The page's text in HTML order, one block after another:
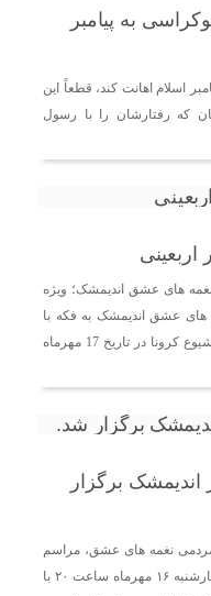
پروژه های
های عشق
های عشق
جوانان
عشق با ریاست
مهدوی به
انقلاب
شد.
به پیامبر
اسلام اهانت کند، قطعاً این
که رفتارشان را با رسول
اربعینی
های عشق اندیمشک؛ ویژه
های عشق اندیمشک به فکه با
رعایت پروتکل های بهداشتی ستاد مقابله با شیوع کرونا در تاریخ 17 مهرماه
برگزار
نغمه های عشق، مراسم
شب اربعین با شهدا ( دورهمی شهدایی ) چهارشنبه ۱۶ مهرماه ساعت ۲۰ با